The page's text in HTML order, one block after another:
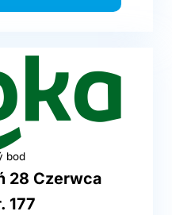
bod
28 Czerwca
177